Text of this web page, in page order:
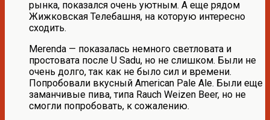
рынка, показался очень уютным. А еще рядом
Жижковская Телебашня, на которую интересно
сходить.
Merenda — показалась немного светловата и
простовата после U Sadu, но не слишком. Были не
очень долго, так как не было сил и времени.
Попробовали вкусный American Pale Ale. Были еще
заманчивые пива, типа Rauch Weizen Beer, но не
смогли попробовать, к сожалению.